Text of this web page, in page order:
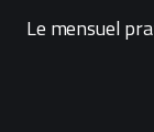
Le mensuel